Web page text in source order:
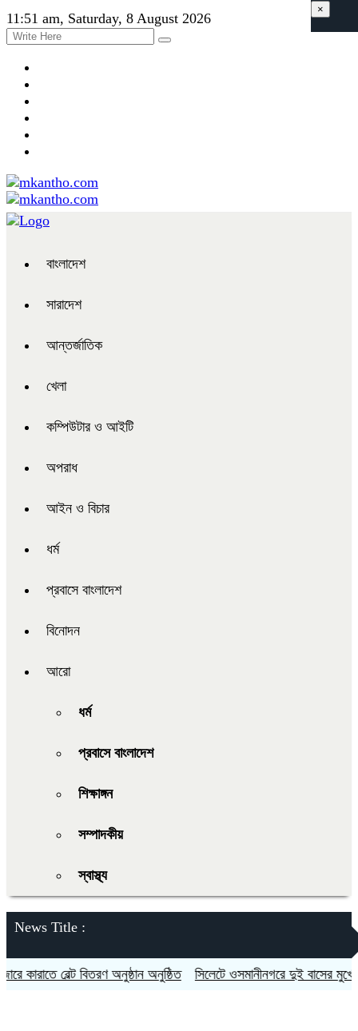
11:51 am, Saturday, 8 August 2026
বাংলাদেশ
সারাদেশ
আন্তর্জাতিক
খেলা
কম্পিউটার ও আইটি
অপরাধ
আইন ও বিচার
ধর্ম
প্রবাসে বাংলাদেশ
বিনোদন
আরো
ধর্ম
প্রবাসে বাংলাদেশ
শিক্ষাঙ্গন
সম্পাদকীয়
স্বাস্থ্য
News Title :
বেল্ট বিতরণ অনুষ্ঠান অনুষ্ঠিত সিলেটে ওসমানীনগরে দুই বাসের মুখোমুখি
×